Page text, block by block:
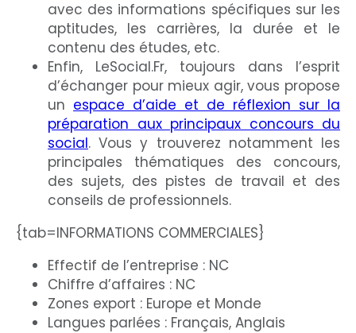
avec des informations spécifiques sur les
aptitudes, les carrières, la durée et le
contenu des études, etc.
Enfin, LeSocial.Fr, toujours dans l’esprit
d’échanger pour mieux agir, vous propose
un espace d’aide et de réflexion sur la
préparation aux principaux concours du
social. Vous y trouverez notamment les
principales thématiques des concours,
des sujets, des pistes de travail et des
conseils de professionnels.
{tab=INFORMATIONS COMMERCIALES}
Effectif de l’entreprise : NC
Chiffre d’affaires : NC
Zones export : Europe et Monde
Langues parlées : Français, Anglais